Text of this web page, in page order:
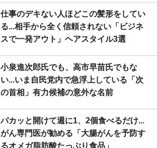
仕事のデキない人ほどこの髪形をしてい
る...相手から全く信頼されない「ビジネ
スで一発アウト」ヘアスタイル3選
小泉進次郎氏でも、高市早苗氏でもな
い...いま自民党内で急浮上している「次
の首相」有力候補の意外な名前
パカッと開けて週に1、2個食べるだけ...
がん専門医が勧める「大腸がんを予防す
るオメガ脂肪酸たっぷり食品」